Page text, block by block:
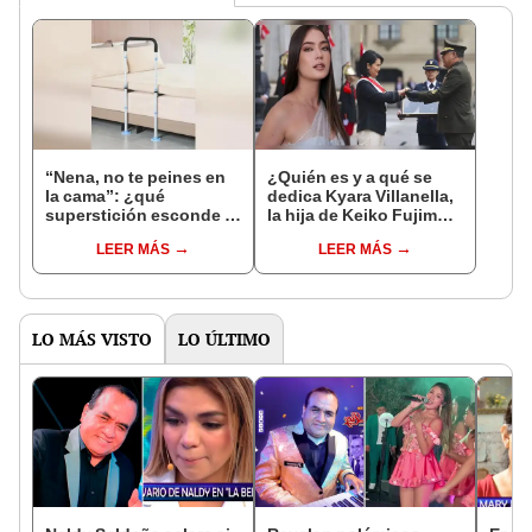
“Nena, no te peines en
la cama”: ¿qué
superstición esconde la
Enanitos Verdes?
LEER MÁS
¿Quién es y a qué se
dedica Kyara Villanella,
la hija de Keiko Fujimori
nivel nacional?
LEER MÁS
LO MÁS VISTO LO ÚLTIMO